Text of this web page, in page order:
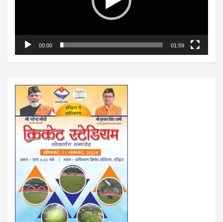
00:00 01:59